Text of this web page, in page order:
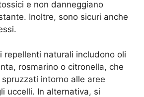
e non danneggiano
Inoltre, sono sicuri anche
repellenti naturali includono oli
rosmarino o citronella, che
intorno alle aree
uccelli. In alternativa, si